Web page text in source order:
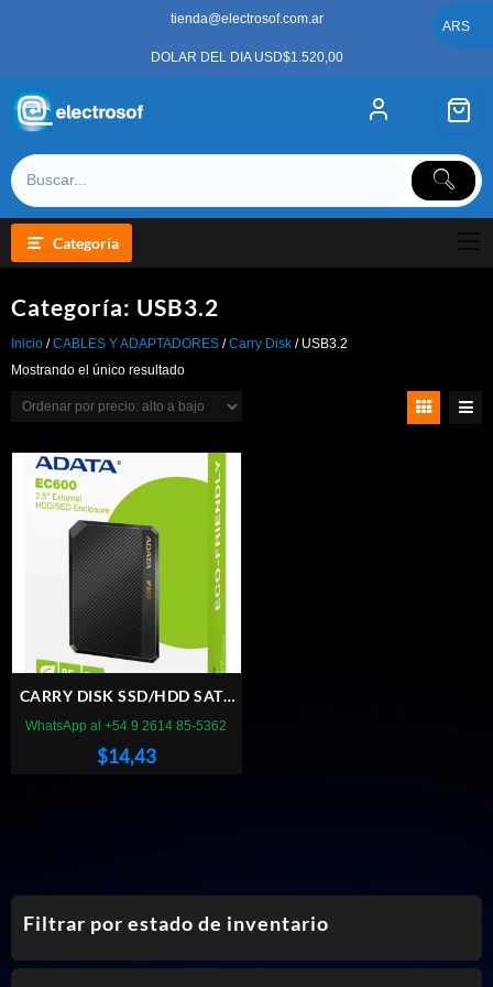
tienda@electrosof.com.ar
DOLAR DEL DIA USD$1.520,00
Categoría
Filtrar por estado de inventario
Categoría: USB3.2
Inicio /CABLES Y ADAPTADORES /Carry Disk / USB3.2
Mostrando el único resultado
CARRY DISK SSD/HDD SATA
2.5 ADATA EC600 USB 3.2
$14,43
WhatsApp al +54 9 2614 85-5362
ARS